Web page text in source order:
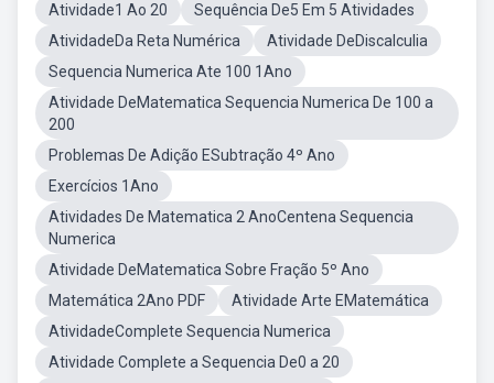
Atividade1 Ao 20
Sequência De5 Em 5 Atividades
AtividadeDa Reta Numérica
Atividade DeDiscalculia
Sequencia Numerica Ate 100 1Ano
Atividade DeMatematica Sequencia Numerica De 100 a
200
Problemas De Adição ESubtração 4º Ano
Exercícios 1Ano
Atividades De Matematica 2 AnoCentena Sequencia
Numerica
Atividade DeMatematica Sobre Fração 5º Ano
Matemática 2Ano PDF
Atividade Arte EMatemática
AtividadeComplete Sequencia Numerica
Atividade Complete a Sequencia De0 a 20